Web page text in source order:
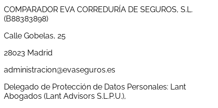
COMPARADOR EVA CORREDURÍA DE SEGUROS, S.L.
(B88383898)
Calle Gobelas, 25
28023 Madrid
administracion@evaseguros.es
Delegado de Protección de Datos Personales: Lant
Abogados (Lant Advisors S.L.P.U.),